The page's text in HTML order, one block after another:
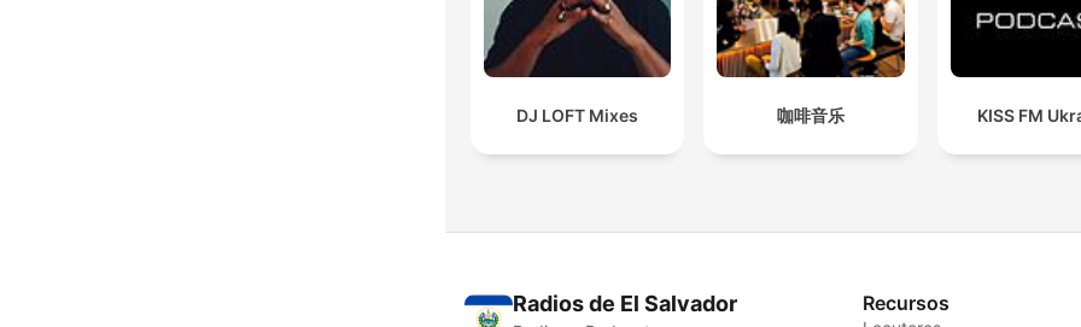
DJ LOFT Mixes 咖啡音乐 KISS FM
Radios de El Salvador Recursos